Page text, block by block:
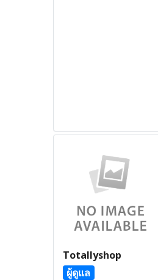
Totallyshop
ผู้ดูแล